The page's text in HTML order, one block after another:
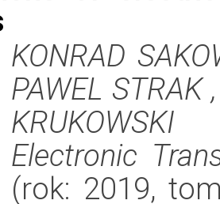
KONRAD
PAWEL STRAK
KRUKOWSKI
Electronic
(rok: 2019,